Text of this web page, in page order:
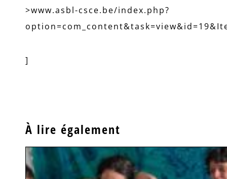
>www.asbl-csce.be/index.php?
]
À lire également